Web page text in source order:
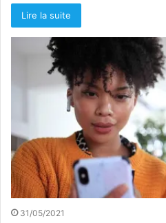
Lire la suite
31/05/2021